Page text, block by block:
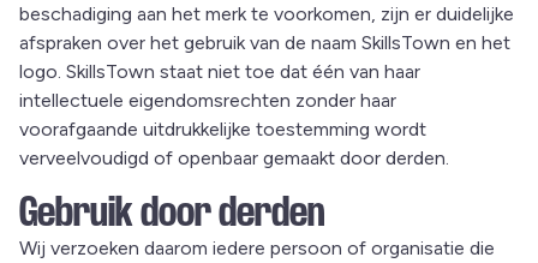
beschadiging aan het merk te voorkomen, zijn er duidelijke
afspraken over het gebruik van de naam SkillsTown en het
logo. SkillsTown staat niet toe dat één van haar
intellectuele eigendomsrechten zonder haar
voorafgaande uitdrukkelijke toestemming wordt
verveelvoudigd of openbaar gemaakt door derden.
Gebruik door derden
Wij verzoeken daarom iedere persoon of organisatie die